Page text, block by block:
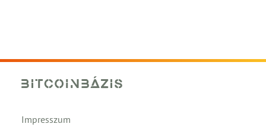
Impresszum